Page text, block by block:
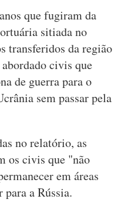
que fugiram da
sitiada no
transferidos da região
civis que
de guerra para o
sem passar pela
no relatório, as
os civis que "não
em áreas
para a Rússia.